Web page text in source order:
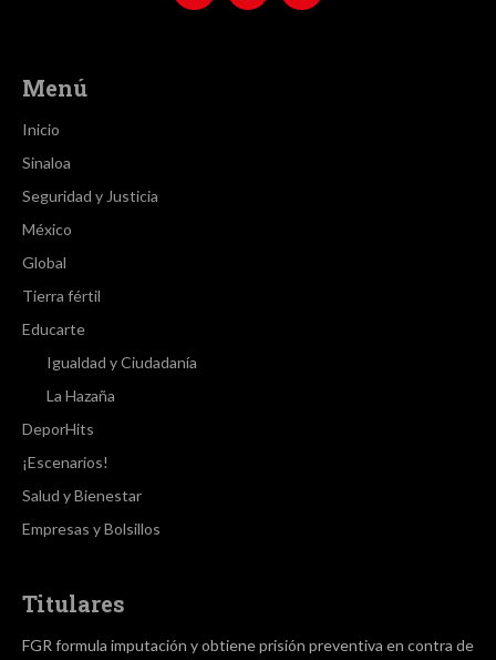
Menú
Inicio
Sinaloa
Seguridad y Justicia
México
Global
Tierra fértil
Educarte
Igualdad y Ciudadanía
La Hazaña
DeporHits
¡Escenarios!
Salud y Bienestar
Empresas y Bolsillos
Titulares
FGR formula imputación y obtiene prisión preventiva en contra de